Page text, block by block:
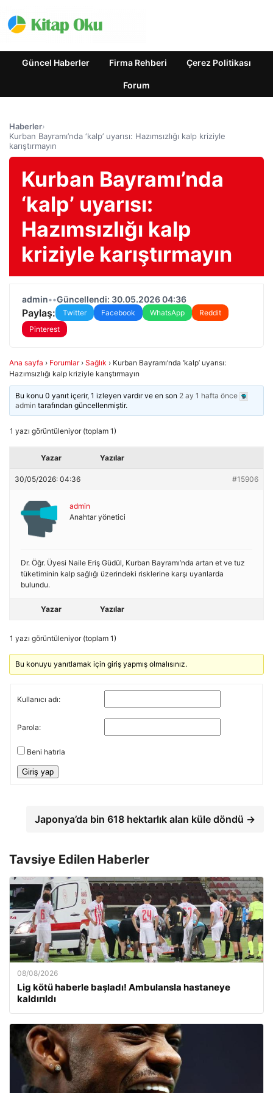
Güncel Haberler Firma Rehberi Çerez Politikası
Forum
Haberler›
Kurban Bayramı’nda ‘kalp’ uyarısı: Hazımsızlığı kalp kriziyle
karıştırmayın
Kurban Bayramı’nda
‘kalp’ uyarısı:
Hazımsızlığı kalp
kriziyle karıştırmayın
admin••Güncellendi: 30.05.2026 04:36
Paylaş: Twitter Facebook WhatsApp
Reddit
Pinterest
Ana sayfa › Forumlar › Sağlık › Kurban Bayramı’nda ‘kalp’ uyarısı:
Hazımsızlığı kalp kriziyle karıştırmayın
Bu konu 0 yanıt içerir, 1 izleyen vardır ve en son 2 ay 1 hafta önce
admin tarafından güncellenmiştir.
1 yazı görüntüleniyor (toplam 1)
Yazar Yazılar
30/05/2026: 04:36 #15906
admin
Anahtar yönetici
Dr. Öğr. Üyesi Naile Eriş Güdül, Kurban Bayramı’nda artan et ve tuz
tüketiminin kalp sağlığı üzerindeki risklerine karşı uyarılarda
bulundu.
Yazar Yazılar
1 yazı görüntüleniyor (toplam 1)
Bu konuyu yanıtlamak için giriş yapmış olmalısınız.
Kullanıcı adı:
Parola:
Beni hatırla
Giriş yap
Japonya’da bin 618 hektarlık alan küle döndü →
Tavsiye Edilen Haberler
08/08/2026
Lig kötü haberle başladı! Ambulansla hastaneye
kaldırıldı